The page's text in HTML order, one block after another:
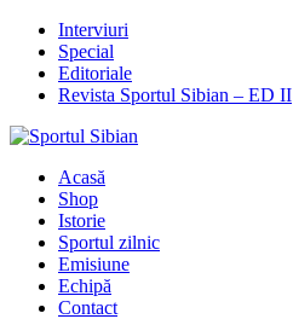
Interviuri
Special
Editoriale
Revista Sportul Sibian – ED II
Acasă
Shop
Istorie
Sportul zilnic
Emisiune
Echipă
Contact